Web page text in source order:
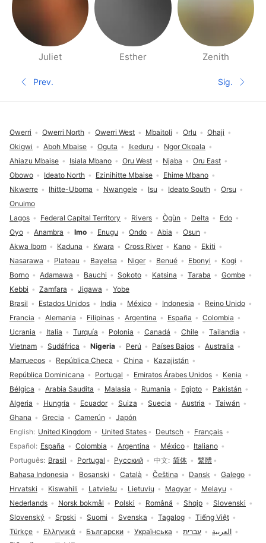
Juliet Esther Zenith
Páginas de gente cerca
Página anterior
Prev. Sig.
Selección de idioma
English United Kingdom United States Deutsch
Français
Español
España Colombia Argentina México
Italiano
Português Brasil Portugal Русский 中文 简体
繁體
Bahasa Indonesia
Bosanski Català Čeština Dansk
Galego
Hrvatski
Kiswahili Latviešu Lietuvių Magyar
Melayu
Nederlands
Norsk bokmål Polski Română Shqip
Slovenski
Slovenský
Srpski Suomi Svenska Tagalog
Tiếng Việt
Türkçe
Ελληνικά Български Українська עברית
العربية
Brasil Estados Unidos India México Indonesia
Reino Unido
Francia
Alemania Filipinas Argentina España
Colombia
Ucrania
Italia Turquía Polonia Canadá Chile
Tailandia
Vietnam
Sudáfrica Nigeria Perú Países Bajos
Australia
Marruecos
República Checa China
Kazajistán
República Dominicana
Portugal Emiratos Árabes Unidos
Kenia
Bélgica
Arabia Saudita Malasia Rumania Egipto
Pakistán
Algeria
Hungría Ecuador Suiza Suecia Austria
Taiwán
Ghana
Grecia Camerún Japón
Lagos Federal Capital Territory Rivers Ògùn Delta
Edo
Oyo
Anambra Imo Enugu Ondo Abia
Osun
Akwa Ibom
Kaduna Kwara Cross River Kano
Ekiti
Nasarawa
Plateau Bayelsa Niger Benué Ebonyi
Kogi
Borno
Adamawa Bauchi Sokoto Katsina Taraba
Gombe
Kebbi
Zamfara Jigawa Yobe
Owerri Owerri North Owerri West Mbaitoli Orlu
Ohaji
Okigwi
Aboh Mbaise Oguta Ikeduru
Ngor Okpala
Ahiazu Mbaise
Isiala Mbano Oru West Njaba
Oru East
Obowo
Ideato North Ezinihitte Mbaise
Ehime Mbano
Nkwerre
Ihitte-Uboma Nwangele Isu Ideato South
Orsu
Onuimo